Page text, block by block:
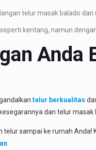
telur masak balado
kentang, namun
Anda
telur berkualitas
dan telur masak
telur sampai ke rumah Anda!